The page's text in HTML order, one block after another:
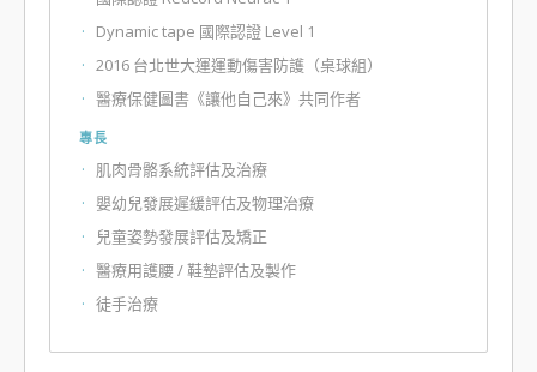
Dynamic tape 國際認證 Level 1
2016 台北世大運運動傷害防護（桌球組）
醫療保健圖書《讓他自己來》共同作者
專長
肌肉骨骼系統評估及治療
嬰幼兒發展遲緩評估及物理治療
兒童姿勢發展評估及矯正
醫療用護腰 / 鞋墊評估及製作
徒手治療